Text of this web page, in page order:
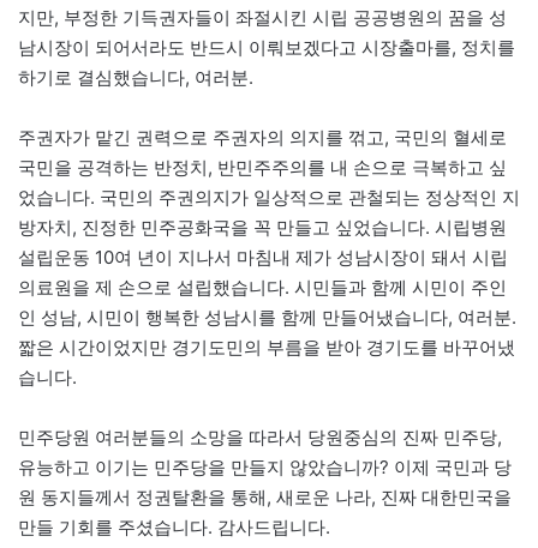
지만, 부정한 기득권자들이 좌절시킨 시립 공공병원의 꿈을 성
남시장이 되어서라도 반드시 이뤄보겠다고 시장출마를, 정치를
하기로 결심했습니다, 여러분.
주권자가 맡긴 권력으로 주권자의 의지를 꺾고, 국민의 혈세로
국민을 공격하는 반정치, 반민주주의를 내 손으로 극복하고 싶
었습니다. 국민의 주권의지가 일상적으로 관철되는 정상적인 지
방자치, 진정한 민주공화국을 꼭 만들고 싶었습니다. 시립병원
설립운동 10여 년이 지나서 마침내 제가 성남시장이 돼서 시립
의료원을 제 손으로 설립했습니다. 시민들과 함께 시민이 주인
인 성남, 시민이 행복한 성남시를 함께 만들어냈습니다, 여러분.
짧은 시간이었지만 경기도민의 부름을 받아 경기도를 바꾸어냈
습니다.
민주당원 여러분들의 소망을 따라서 당원중심의 진짜 민주당,
유능하고 이기는 민주당을 만들지 않았습니까? 이제 국민과 당
원 동지들께서 정권탈환을 통해, 새로운 나라, 진짜 대한민국을
만들 기회를 주셨습니다. 감사드립니다.